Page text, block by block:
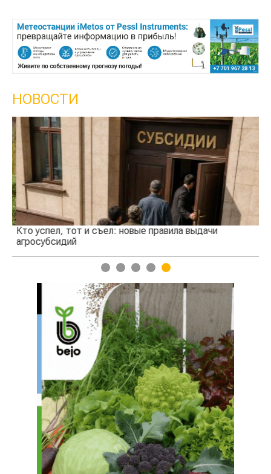
НОВОСТИ
Кто успел, тот и съел: новые правила выдачи
агросубсидий
1 2 3 4 5